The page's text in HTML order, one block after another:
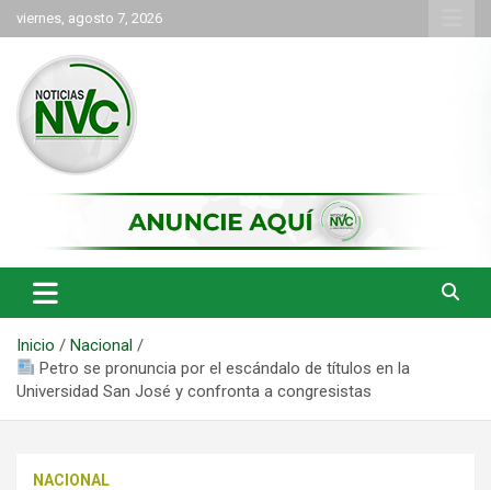
Saltar
al
contenido
viernes, agosto 7, 2026
NVC Noticias
Inicio
Nacional
Petro se pronuncia por el escándalo de títulos en la
Universidad San José y confronta a congresistas
NACIONAL